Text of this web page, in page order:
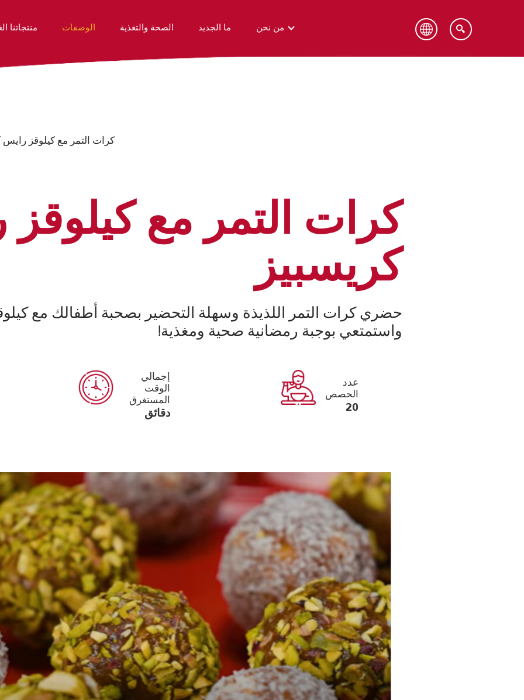
منتجاتنا الوصفات الصحة والتغذية ما الجديد من نحن
منتجاتنا الغذائية
كرات التمر مع كيلوقز رايس
كرات التمر مع
كريسبيز
حضري كرات التمر اللذيذة وسهلة التحضير بصحبة أطفالك مع
واستمتعي بوجبة رمضانية صحية ومغذية!
إجمالي
الوقت
المستغرق
دقائق
عدد
الحصص
20